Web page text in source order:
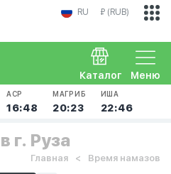
RU ₽ (RUB)
Меню
Каталог
АСР
16:48
МАГРИБ
20:23
ИША
22:46
г. Руза
Главная Время намазов